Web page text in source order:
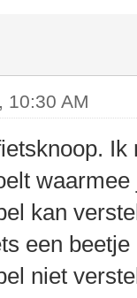
10:30 AM
kan
een
niet